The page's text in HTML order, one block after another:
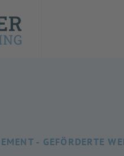
- GEFÖRDERTE